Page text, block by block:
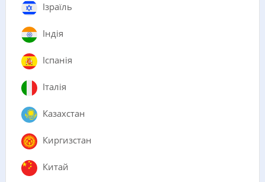
Ізраїль
Індія
Іспанія
Італія
Казахстан
Киргизстан
Китай